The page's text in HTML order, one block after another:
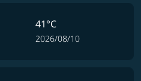
41°C
2026/08/10